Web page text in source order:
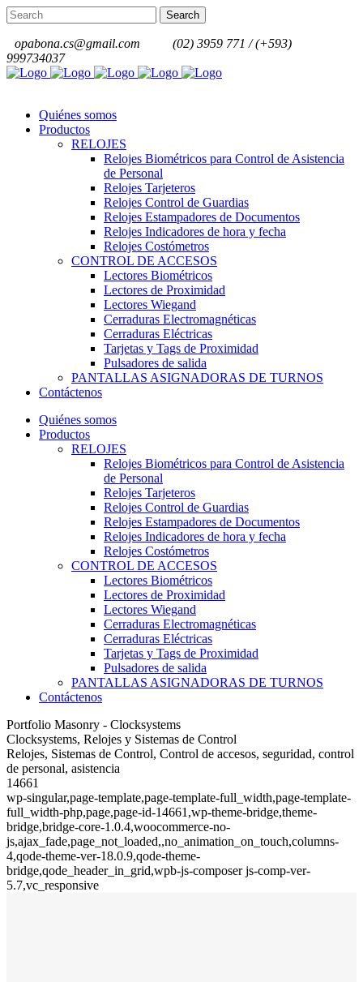
opabona.cs@gmail.com
(02) 3959 771 / (+593)
999734037
Quiénes somos
Productos
RELOJES
Relojes Biométricos para Control de Asistencia
de Personal
Relojes Tarjeteros
Relojes Control de Guardias
Relojes Estampadores de Documentos
Relojes Indicadores de hora y fecha
Relojes Costómetros
CONTROL DE ACCESOS
Lectores Biométricos
Lectores de Proximidad
Lectores Wiegand
Cerraduras Electromagnéticas
Cerraduras Eléctricas
Tarjetas y Tags de Proximidad
Pulsadores de salida
PANTALLAS ASIGNADORAS DE TURNOS
Contáctenos
Quiénes somos
Productos
RELOJES
Relojes Biométricos para Control de Asistencia
de Personal
Relojes Tarjeteros
Relojes Control de Guardias
Relojes Estampadores de Documentos
Relojes Indicadores de hora y fecha
Relojes Costómetros
CONTROL DE ACCESOS
Lectores Biométricos
Lectores de Proximidad
Lectores Wiegand
Cerraduras Electromagnéticas
Cerraduras Eléctricas
Tarjetas y Tags de Proximidad
Pulsadores de salida
PANTALLAS ASIGNADORAS DE TURNOS
Contáctenos
Portfolio Masonry - Clocksystems
Clocksystems, Relojes y Sistemas de Control
Relojes, Sistemas de Control, Control de accesos, seguridad, control
de personal, asistencia
14661
wp-singular,page-template,page-template-full_width,page-template-
full_width-php,page,page-id-14661,wp-theme-bridge,theme-
bridge,bridge-core-1.0.4,woocommerce-no-
js,ajax_fade,page_not_loaded,,no_animation_on_touch,columns-
4,qode-theme-ver-18.0.9,qode-theme-
bridge,qode_header_in_grid,wpb-js-composer js-comp-ver-
5.7,vc_responsive